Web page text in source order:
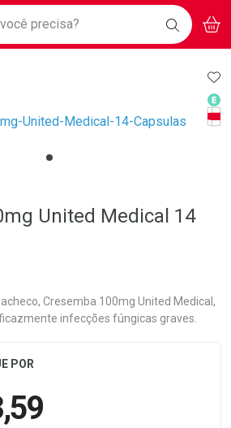
e aproveite Ofertas Exclusivas!
BAIXE
O APP
precisa? BUSCAR
United Medical 14
Cresemba 100mg United Medical,
infecções fúngicas graves.